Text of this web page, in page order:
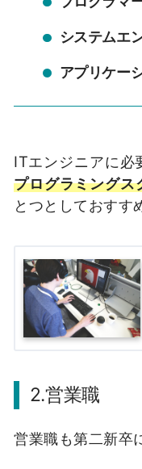
システムエ
アプリケー
ITエンジニアに必
プログラミングス
とつとしておすす
2.営業職
営業職も第二新卒